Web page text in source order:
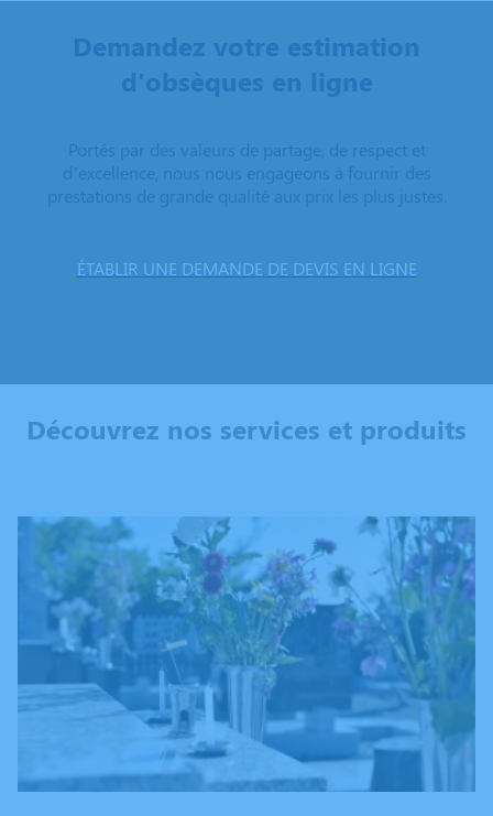
Demandez votre estimation
d'obsèques en ligne
Portés par des valeurs de partage, de respect et
d’excellence, nous nous engageons à fournir des
prestations de grande qualité aux prix les plus justes.
ÉTABLIR UNE DEMANDE DE DEVIS EN LIGNE
Découvrez nos services et produits